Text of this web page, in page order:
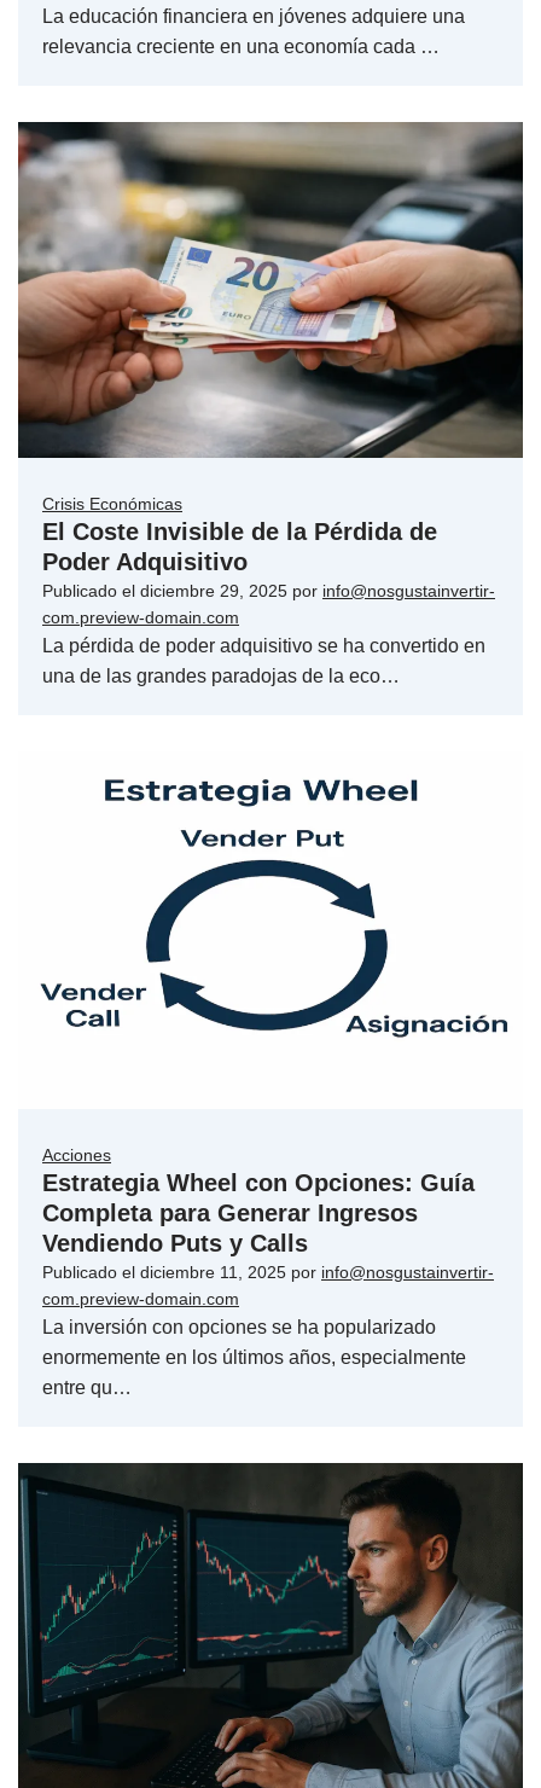
La educación financiera en jóvenes adquiere una
relevancia creciente en una economía cada …
Crisis Económicas
El Coste Invisible de la Pérdida de
Poder Adquisitivo
Publicado el diciembre 29, 2025 por info@nosgustainvertir-
com.preview-domain.com
La pérdida de poder adquisitivo se ha convertido en
una de las grandes paradojas de la eco…
Acciones
Estrategia Wheel con Opciones: Guía
Completa para Generar Ingresos
Vendiendo Puts y Calls
Publicado el diciembre 11, 2025 por info@nosgustainvertir-
com.preview-domain.com
La inversión con opciones se ha popularizado
enormemente en los últimos años, especialmente
entre qu…